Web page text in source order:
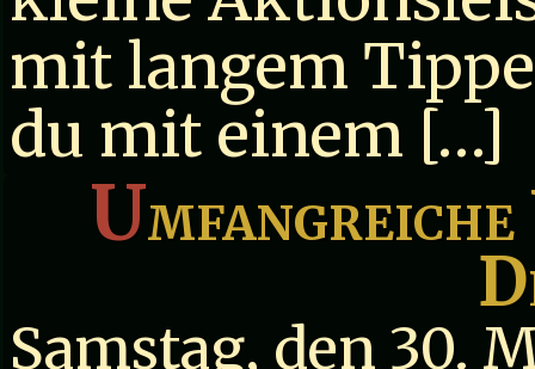
mit langem
du mit einem […]
U
Samstag, den 30.